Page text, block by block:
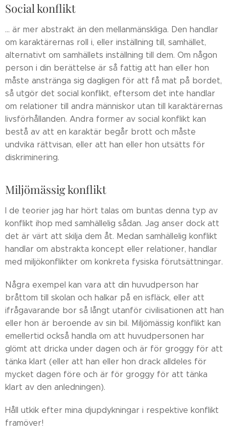
Social konflikt
... är mer abstrakt än den mellanmänskliga. Den handlar
om karaktärernas roll i, eller inställning till, samhället,
alternativt om samhällets inställning till dem. Om någon
person i din berättelse är så fattig att han eller hon
måste anstränga sig dagligen för att få mat på bordet,
så utgör det social konflikt, eftersom det inte handlar
om relationer till andra människor utan till karaktärernas
livsförhållanden. Andra former av social konflikt kan
bestå av att en karaktär begår brott och måste
undvika rättvisan, eller att han eller hon utsätts för
diskriminering.
Miljömässig konflikt
I de teorier jag har hört talas om buntas denna typ av
konflikt ihop med samhällelig sådan. Jag anser dock att
det är värt att skilja dem åt. Medan samhällelig konflikt
handlar om abstrakta koncept eller relationer, handlar
med miljökonflikter om konkreta fysiska förutsättningar.
Några exempel kan vara att din huvudperson har
bråttom till skolan och halkar på en isfläck, eller att
ifrågavarande bor så långt utanför civilisationen att han
eller hon är beroende av sin bil. Miljömässig konflikt kan
emellertid också handla om att huvudpersonen har
glömt att dricka under dagen och är för groggy för att
tänka klart (eller att han eller hon drack alldeles för
mycket dagen före och är för groggy för att tänka
klart av den anledningen).
Håll utkik efter mina djupdykningar i respektive konflikt
framöver!